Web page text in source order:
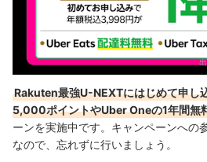
Rakuten最強U-NEXTにはじめて申し
5,000ポイントやUber Oneの1年間無
ーンを実施中です。キャンペーンへの
なので、忘れずに行いましょう。